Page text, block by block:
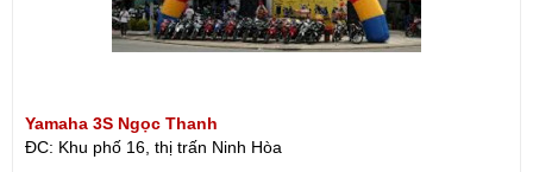
Yamaha 3S Ngọc Thanh
ĐC: Khu phố 16, thị trấn Ninh Hòa